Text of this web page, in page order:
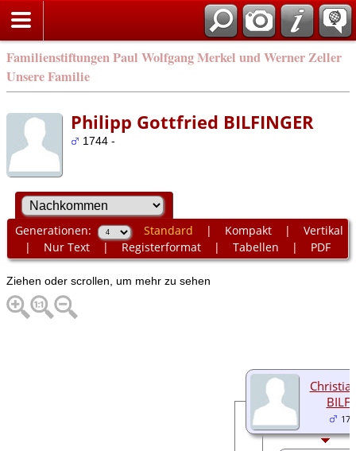
Familienstiftungen Paul Wolfgang Merkel und Werner Zeller
Unsere Familie
Philipp Gottfried BILFINGER
1744 -
Generationen: Standard | Kompakt| Vertikal
| Nur Text| Registerformat| Tabellen | PDF
Ziehen oder scrollen, um mehr zu sehen